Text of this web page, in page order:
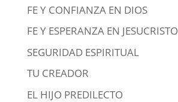
FE Y CONFIANZA EN DIOS
FE Y ESPERANZA EN JESUCRISTO
SEGURIDAD ESPIRITUAL
TU CREADOR
EL HIJO PREDILECTO